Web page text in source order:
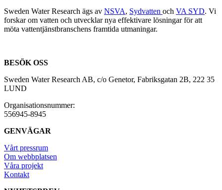
Sweden Water Research ägs av NSVA, Sydvatten och VA SYD. Vi
forskar om vatten och utvecklar nya effektivare lösningar för att
möta vattentjänstbranschens framtida utmaningar.
BESÖK OSS
Sweden Water Research AB, c/o Genetor, Fabriksgatan 2B, 222 35
LUND
Organisationsnummer:
556945-8945
GENVÄGAR
Vårt pressrum
Om webbplatsen
Våra projekt
Kontakt